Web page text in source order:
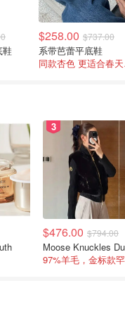
鞋
$258.00 $737.00
系带芭蕾平底鞋
同
3
$476.00 $794.00